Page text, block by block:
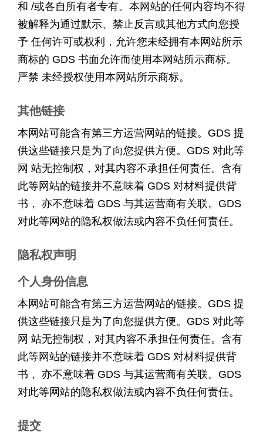
和 /或各自所有者专有。本网站的任何内容均不得
被解释为通过默示、禁止反言或其他方式向您授
予 任何许可或权利，允许您未经拥有本网站所示
商标的 GDS 书面允许而使用本网站所示商标。
严禁 未经授权使用本网站所示商标。
其他链接
本网站可能含有第三方运营网站的链接。GDS 提
供这些链接只是为了向您提供方便。GDS 对此等
网 站无控制权，对其内容不承担任何责任。含有
此等网站的链接并不意味着 GDS 对材料提供背
书， 亦不意味着 GDS 与其运营商有关联。GDS
对此等网站的隐私权做法或内容不负任何责任。
隐私权声明
个人身份信息
本网站可能含有第三方运营网站的链接。GDS 提
供这些链接只是为了向您提供方便。GDS 对此等
网 站无控制权，对其内容不承担任何责任。含有
此等网站的链接并不意味着 GDS 对材料提供背
书， 亦不意味着 GDS 与其运营商有关联。GDS
对此等网站的隐私权做法或内容不负任何责任。
提交